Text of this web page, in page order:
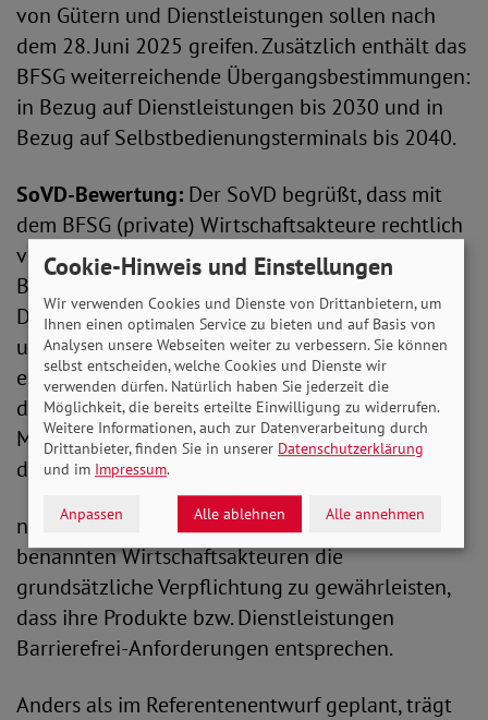
von Gütern und Dienstleistungen sollen nach
dem 28. Juni 2025 greifen. Zusätzlich enthält das
BFSG weiterreichende Übergangsbestimmungen:
in Bezug auf Dienstleistungen bis 2030 und in
Bezug auf Selbstbedienungsterminals bis 2040.
SoVD-Bewertung: Der SoVD begrüßt, dass mit
dem BFSG (private) Wirtschaftsakteure rechtlich
verbindlich verpflichtet werden, die
Barrierefreiheit von Produkten und
Dienstleistungen, soweit diese vom BFSG
umfasst sind, sicherzustellen. Das BFSG stellt
einen anerkennenswerten rechtlichen Schritt
dar, um der gleichberechtigten Teilhabe von
Menschen mit Behinderungen, insbesondere in
der digitalen Welt,
näherzukommen. Mit dem BFSG obliegt den
benannten Wirtschaftsakteuren die
grundsätzliche Verpflichtung zu gewährleisten,
dass ihre Produkte bzw. Dienstleistungen
Barrierefrei-Anforderungen entsprechen.
Anders als im Referentenentwurf geplant, trägt
Cookie-Hinweis und Einstellungen
Wir verwenden Cookies und Dienste von Drittanbietern, um
Ihnen einen optimalen Service zu bieten und auf Basis von
Analysen unsere Webseiten weiter zu verbessern. Sie können
selbst entscheiden, welche Cookies und Dienste wir
verwenden dürfen. Natürlich haben Sie jederzeit die
Möglichkeit, die bereits erteilte Einwilligung zu widerrufen.
Weitere Informationen, auch zur Datenverarbeitung durch
Drittanbieter, finden Sie in unserer Datenschutzerklärung
und im Impressum.
Anpassen Alle ablehnen Alle annehmen